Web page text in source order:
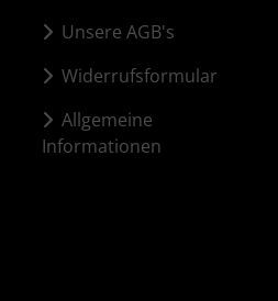
Unsere AGB's
Widerrufsformular
Allgemeine
Informationen